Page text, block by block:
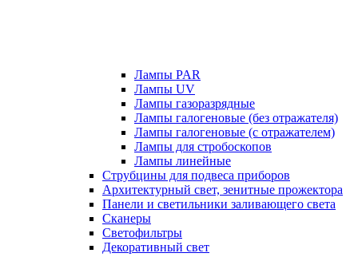
Лампы PAR
Лампы UV
Лампы газоразрядные
Лампы галогеновые (без отражателя)
Лампы галогеновые (с отражателем)
Лампы для стробоскопов
Лампы линейные
Струбцины для подвеса приборов
Архитектурный свет, зенитные прожектора
Панели и светильники заливающего света
Сканеры
Светофильтры
Декоративный свет